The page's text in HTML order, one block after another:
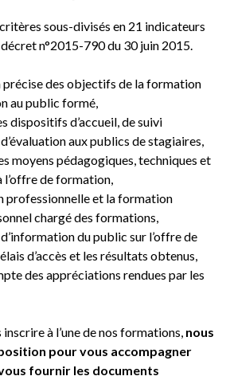
sous-divisés en 21 indicateurs
n°2015-790 du 30 juin 2015.
précise des objectifs de la formation
au public formé,
dispositifs d’accueil, de suivi
aux publics de stagiaires,
moyens pédagogiques, techniques et
l’offre de formation,
professionnelle et la formation
chargé des formations,
du public sur l’offre de
d’accès et les résultats obtenus,
des appréciations rendues par les
à l’une de nos formations, nous
pour vous accompagner
fournir les documents